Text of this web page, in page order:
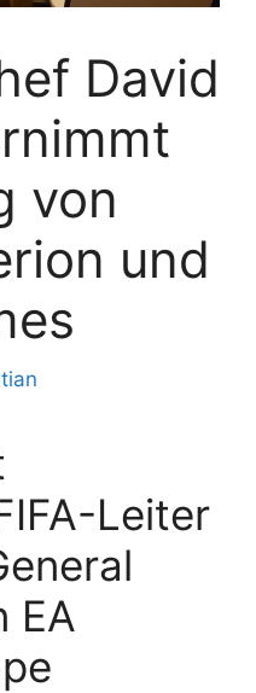
David
von
und
Leiter
EA